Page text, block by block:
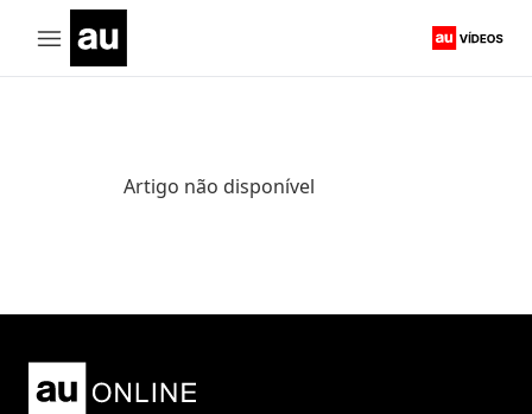
Artigo não disponível